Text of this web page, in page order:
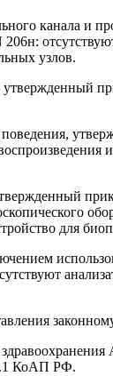
канала и
узлов.
для
КоАП РФ.